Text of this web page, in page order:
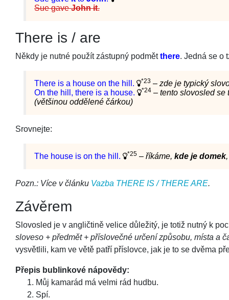
Sue gaveJohn it.
There is / are
Někdy je nutné použít zástupný podmětthere. Jedná se o
There is a house on the hill. *23 – zde je typický
On the hill, there is a house.
*24 – tento slovosled se
(většinou oddělené čárkou)
Srovnejte:
The house is on the hill. *25 – říkáme, kde je domek
Pozn.: Více v článku Vazba THERE IS / THERE ARE.
Závěrem
Slovosled je v angličtině velice důležitý, je totiž nutný k
sloveso + předmět + příslovečné určení způsobu, místa a
vysvětlili, kam ve větě patří příslovce, jak je to se dvěma
Přepis bublinkové nápovědy:
Můj kamarád má velmi rád hudbu.
Spí.